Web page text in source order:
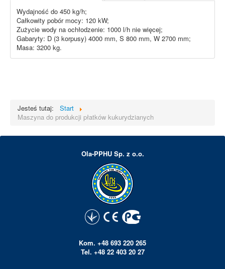
Wydajność do 450 kg/h;
Całkowity pobór mocy: 120 kW;
Zużycie wody na ochłodzenie: 1000 l/h nie więcej;
Gabaryty: D (3 korpusy) 4000 mm, S 800 mm, W 2700 mm;
Masa: 3200 kg.
Jesteś tutaj:
Start
Maszyna do produkcji płatków kukurydzianych
Ola-PPHU Sp. z o.o.
Kom. +48 693 220 265
Tel. +48 22 403 20 27